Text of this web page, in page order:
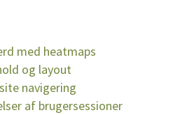
med heatmaps
og layout
navigering
af brugersessioner